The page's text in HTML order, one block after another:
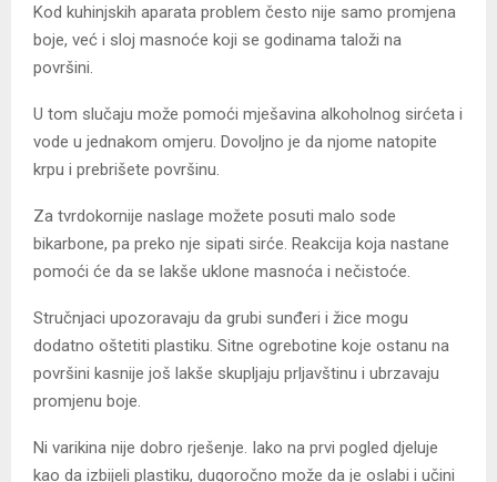
Kod kuhinjskih aparata problem često nije samo promjena
boje, već i sloj masnoće koji se godinama taloži na
površini.
U tom slučaju može pomoći mješavina alkoholnog sirćeta i
vode u jednakom omjeru. Dovoljno je da njome natopite
krpu i prebrišete površinu.
Za tvrdokornije naslage možete posuti malo sode
bikarbone, pa preko nje sipati sirće. Reakcija koja nastane
pomoći će da se lakše uklone masnoća i nečistoće.
Stručnjaci upozoravaju da grubi sunđeri i žice mogu
dodatno oštetiti plastiku. Sitne ogrebotine koje ostanu na
površini kasnije još lakše skupljaju prljavštinu i ubrzavaju
promjenu boje.
Ni varikina nije dobro rješenje. Iako na prvi pogled djeluje
kao da izbijeli plastiku, dugoročno može da je oslabi i učini